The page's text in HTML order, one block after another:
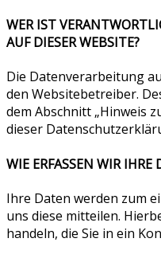
WER IST
AUF DIESER WEBSITE?
Die Datenverarbeitung
den Websitebetreiber.
dem Abschnitt „Hinweis
dieser
WIE ERFASSEN WIR IHRE
Ihre Daten werden zum
uns diese mitteilen.
handeln, die Sie in ein